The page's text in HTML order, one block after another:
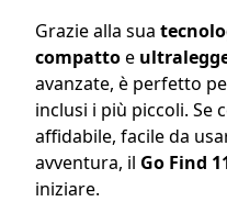
Grazie alla sua
compattoe
avanzate, è perfetto
inclusi i più piccoli. Se
affidabile, facile da
avventura, il Go Find
iniziare.